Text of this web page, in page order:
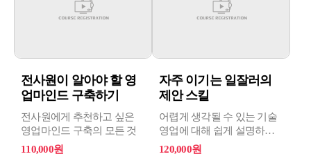
개념과 절차를 제시하여,
부실채권을 예방하고 올바른
담당자들의 역량을 성장시킬
수 있도록 과정을
기획하였습니다.
전사원이 알아야 할 영
업마인드 구축하기
전사원에게 추천하고 싶은
영업마인드 구축의 모든 것
110,000원
자주 이기는 일잘러의
제안 스킬
어렵게 생각될 수 있는 기술
영업에 대해 쉽게 설명하고
영업을 성공으로 이끌 수
120,000원